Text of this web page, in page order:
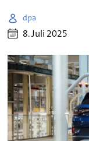
dpa
8. Juli 2025